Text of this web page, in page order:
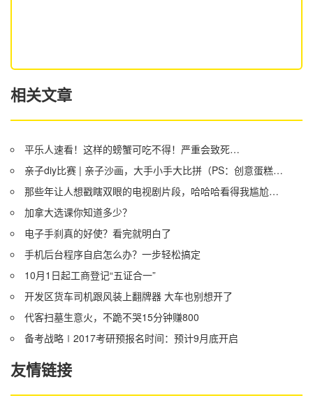
相关文章
平乐人速看！这样的螃蟹可吃不得！严重会致死…
亲子diy比赛 | 亲子沙画，大手小手大比拼（PS：创意蛋糕大比拼兑奖名单）
那些年让人想戳瞎双眼的电视剧片段，哈哈哈看得我尴尬症都犯了
加拿大选课你知道多少？
电子手刹真的好使？看完就明白了
手机后台程序自启怎么办？一步轻松搞定
10月1日起工商登记“五证合一”
开发区货车司机跟风装上翻牌器 大车也别想开了
代客扫墓生意火，不跪不哭15分钟赚800
备考战略∣2017考研预报名时间：预计9月底开启
友情链接